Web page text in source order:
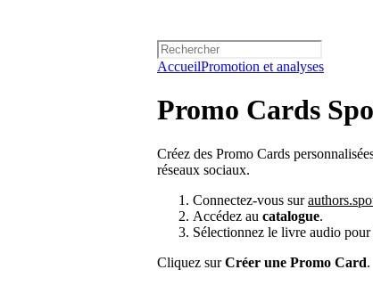
AccueilPromotion et analyses
Promo Cards
Créez des Promo Cards
réseaux sociaux.
Connectez-vous sur
Accédez au catalogue.
Sélectionnez le livre audio
Cliquez surCréer une Promo Card.